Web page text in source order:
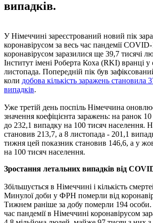
випадків.
У Німеччині зареєстрований новий пік
коронавірусом за весь час пандемії
коронавірусом заразилися ще 39,7 тисячі
Інститут імені Роберта Коха (RKI) вранці у
листопада. Попередній пік був
коли добова кількість заражень становила
випадків.
Уже третій день поспіль Німеччина
значення коефіцієнта заражень: на ранок 10
до 232,1 випадку на 100 тисяч населення.
становив 213,7, а 8 листопада - 201,1
тижня цей показник становив 146,6, а у
на 100 тисяч населення.
Зростання летальних випадків від
Збільшується в Німеччині і кількість
Минулої доби у ФРН померли від
Тижнем раніше за добу померли 194 особи.
час пандемії в Німеччині коронавірусом